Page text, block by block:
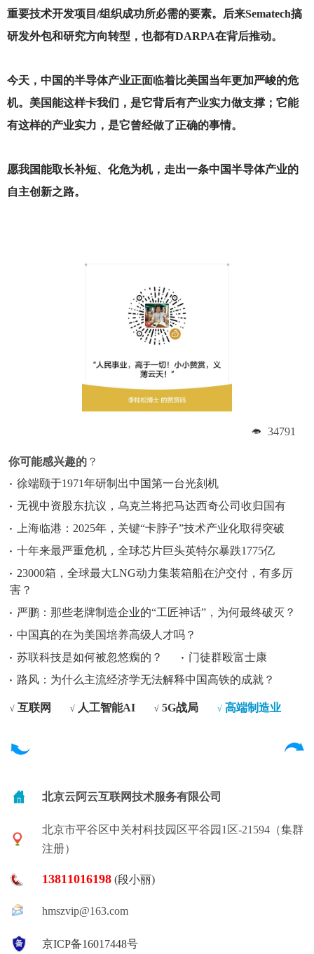
重要技术开发项目/组织成功所必需的要素。后来Sematech搞
研发外包和研究方向转型，也都有DARPA在背后推动。
今天，中国的半导体产业正面临着比美国当年更加严峻的危
机。美国能这样卡我们，是它背后有产业实力做支撑；它能
有这样的产业实力，是它曾经做了正确的事情。
愿我国能取长补短、化危为机，走出一条中国半导体产业的
自主创新之路。
34791
你可能感兴趣的 ？
徐端颐于1971年研制出中国第一台光刻机
无视中资股东抗议，乌克兰将把马达西奇公司收归国有
上海临港：2025年，关键“卡脖子”技术产业化取得突破
十年来最严重危机，全球芯片巨头英特尔暴跌1775亿
23000箱，全球最大LNG动力集装箱船在沪交付，有多厉
害？
严鹏：那些老牌制造企业的“工匠神话”，为何最终破灭？
中国真的在为美国培养高级人才吗？
苏联科技是如何被忽悠瘸的？
门徒群殴富士康
路风：为什么主流经济学无法解释中国高铁的成就？
√ 互联网 √ 人工智能AI √ 5G战局 √ 高端制造业
北京云阿云互联网技术服务有限公司
北京市平谷区中关村科技园区平谷园1区-21594（集群
注册）
13811016198 (段小丽)
hmszvip@163.com
京ICP备16017448号